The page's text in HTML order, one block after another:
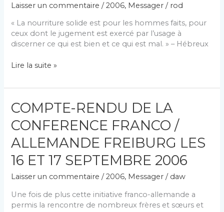
SON
Laisser un commentaire /2006, Messager / rod
« La nourriture solide est pour les hommes faits, pour
ceux dont le jugement est exercé par l’usage à
discerner ce qui est bien et ce qui est mal. » – Hébreux
DÉVELOPPEMENT
NOUVELLES
EN
Lire la suite »
COMPTE-RENDU DE LA
CONFERENCE FRANCO /
ALLEMANDE FREIBURG LES
16 ET 17 SEPTEMBRE 2006
Laisser un commentaire /2006, Messager / daw
Une fois de plus cette initiative franco-allemande a
permis la rencontre de nombreux frères et sœurs et